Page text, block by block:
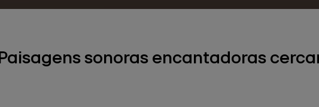
Paisagens sonoras encantadoras